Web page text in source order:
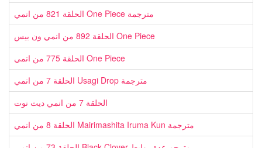
الحلقة 821 من انمي One Piece مترجمة
الحلقة 892 من انمي ون بيس One Piece
الحلقة 775 من انمي One Piece
الحلقة 7 من انمي Usagi Drop مترجمة
الحلقة 7 من انمي ديث نوت
الحلقة 8 من انمي Mairimashita Iruma Kun مترجمة